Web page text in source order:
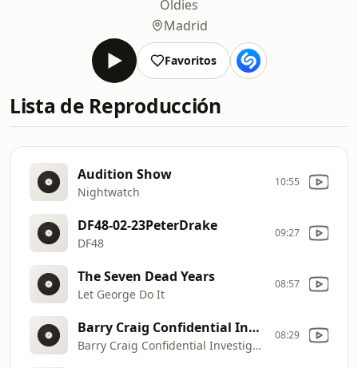
Oldies
Madrid
Favoritos
Lista de Reproducción
Audition Show
Nightwatch
10:55
DF48-02-23PeterDrake
DF48
09:27
The Seven Dead Years
Let George Do It
08:57
Barry Craig Confidential Investigator 1952-12-25 Song Of Death
Barry Craig Confidential Investigator 1952
08:29